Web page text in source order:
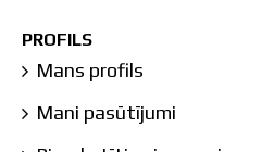
PROFILS
Mans profils
Mani pasūtījumi